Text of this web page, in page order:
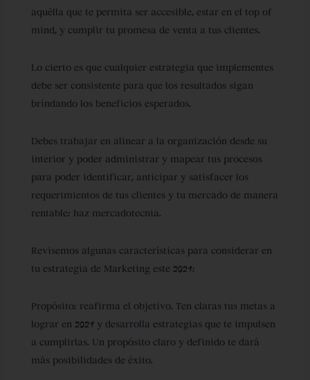
aquélla que te permita ser accesible, estar en el top of
mind, y cumplir tu promesa de venta a tus clientes.
Lo cierto es que cualquier estrategia que implementes
debe ser consistente para que los resultados sigan
brindando los beneficios esperados.
Debes trabajar en alinear a la organización desde su
interior y poder administrar y mapear tus procesos
para poder identificar, anticipar y satisfacer los
requerimientos de tus clientes y tu mercado de manera
rentable: haz mercadotecnia.
Revisemos algunas características para considerar en
tu estrategia de Marketing este 2021:
Propósito: reafirma el objetivo. Ten claras tus metas a
lograr en 2021 y desarrolla estrategias que te impulsen
a cumplirlas. Un propósito claro y definido te dará
más posibilidades de éxito.